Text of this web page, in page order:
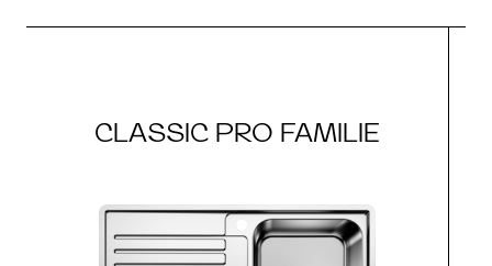
CLASSIC PRO FAMILIE